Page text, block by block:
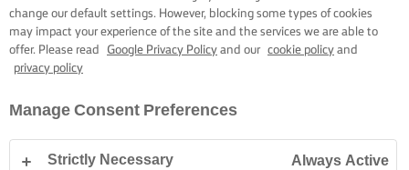
change our default settings. However, blocking some types of cookies
may impact your experience of the site and the services we are able to
offer. Please read
Google Privacy Policy and our cookie policy and
privacy policy
Manage Consent Preferences
Strictly Necessary Always Active